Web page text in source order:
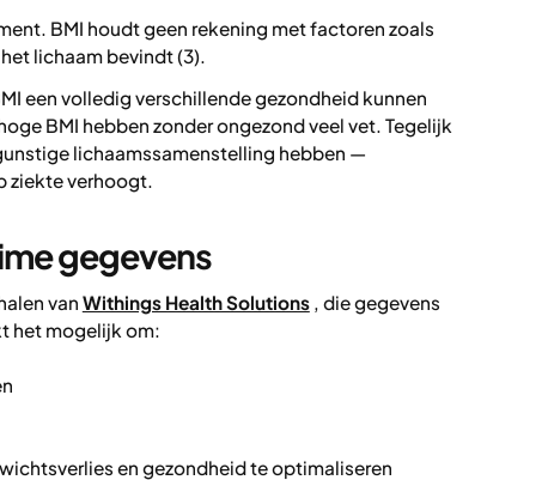
BMI houdt geen rekening met factoren zoals
lichaam bevindt (3).
een volledig verschillende gezondheid kunnen
BMI hebben zonder ongezond veel vet. Tegelijk
lichaamssamenstelling hebben —
ziekte verhoogt.
gegevens
van Withings Health Solutions , die gegevens
het mogelijk om:
en gezondheid te optimaliseren